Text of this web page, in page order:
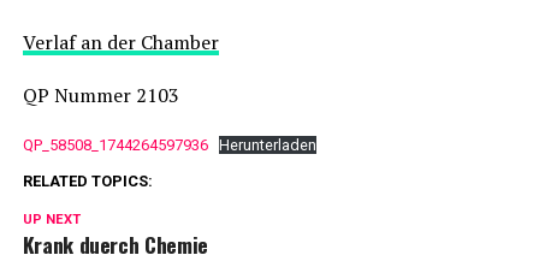
Verlaf an der Chamber
QP Nummer 2103
QP_58508_1744264597936
Herunterladen
RELATED TOPICS:
UP NEXT
Krank duerch Chemie